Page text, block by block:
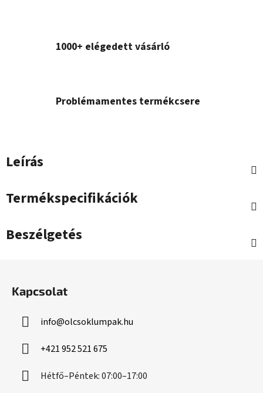
1000+ elégedett vásárló
Problémamentes termékcsere
Leírás
Termékspecifikációk
Beszélgetés
Kapcsolat
info@olcsoklumpak.hu
+421 952 521 675
Hétfő–Péntek: 07:00–17:00